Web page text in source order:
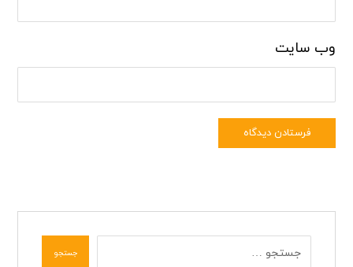
وب‌ سایت
فرستادن دیدگاه
جستجو